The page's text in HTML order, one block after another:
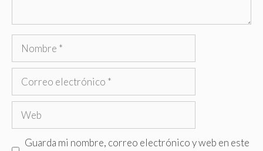
Nombre
Correo
Web
Guarda mi nombre, correo electrónico y web en este